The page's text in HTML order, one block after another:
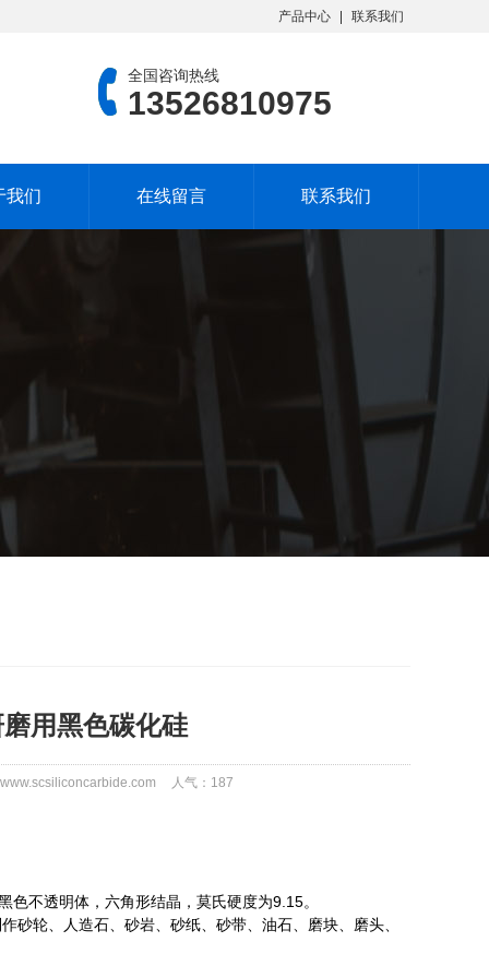
产品中心 联系我们
全国咨询热线
13526810975
我们 在线留言 联系我们
用黑色碳化硅
人气： 187
不透明体，六角形结晶，莫氏硬度为9.15。
砂轮、人造石、砂岩、砂纸、砂带、油石、磨块、磨头、